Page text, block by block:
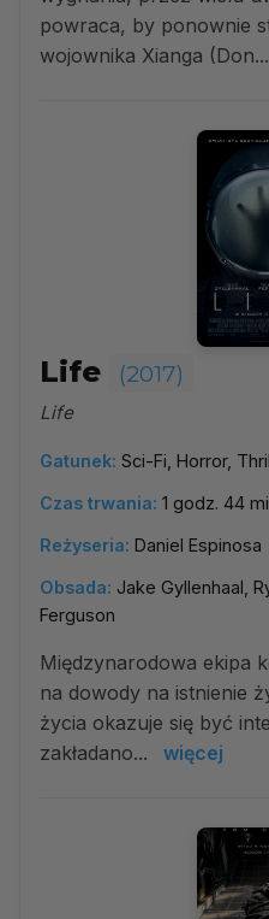
powraca, by ponownie
wojownika Xianga (Don...
Life (2017)
Life
Gatunek: Sci-Fi, Horror,
Czas trwania: 1 godz. 44
Reżyseria: Daniel Espinosa
Obsada: Jake Gyllenhaal,
Ferguson
Międzynarodowa ekipa
na dowody na istnienie
życia okazuje się być
zakładano...
więcej